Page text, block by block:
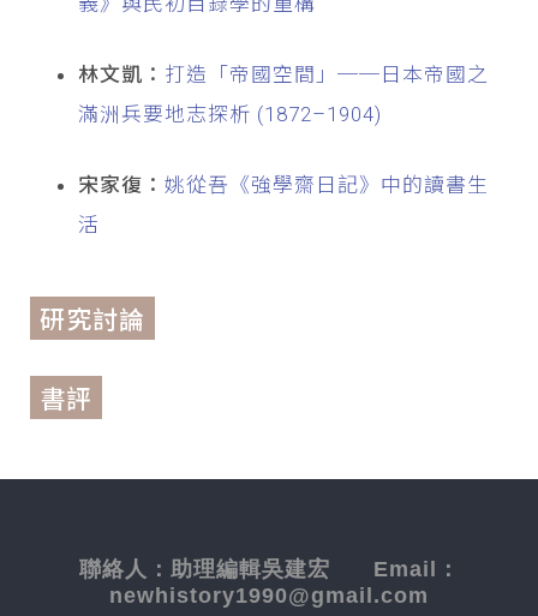
林文凱： 打造「帝國空間」──日本帝國之
滿洲兵要地志探析 (1872–1904)
宋家復： 姚從吾《強學齋日記》中的讀書生
活
研究討論
書評
聯絡人： 助理編輯吳建宏 Email：
newhistory1990@gmail.com